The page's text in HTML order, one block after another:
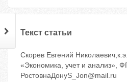
Текст статьи
Скорев Евгений
«Экономика, учет и анализ»,
РостовнаДонуS_Jon@mail.ru